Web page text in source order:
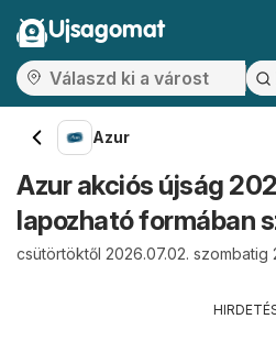
Ujsagomat
Azur
Azur akciós újság
lapozható formában
csütörtöktől 2026.07.02. szombatig